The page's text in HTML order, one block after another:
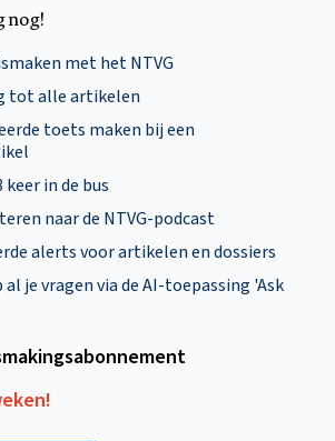
nog!
met het NTVG
tot alle artikelen
toets maken bij een
in de bus
naar de NTVG-podcast
alerts voor artikelen en dossiers
je vragen via de AI-toepassing 'Ask